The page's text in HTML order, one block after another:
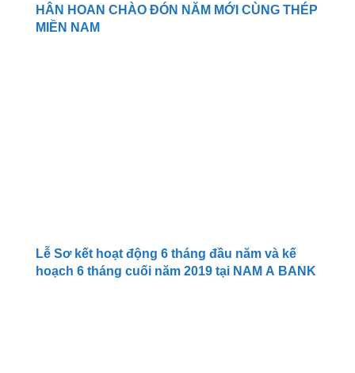
HÂN HOAN CHÀO ĐÓN NĂM MỚI CÙNG THÉP
MIỀN NAM
Lễ Sơ kết hoạt động 6 tháng đầu năm và kế
hoạch 6 tháng cuối năm 2019 tại NAM A BANK